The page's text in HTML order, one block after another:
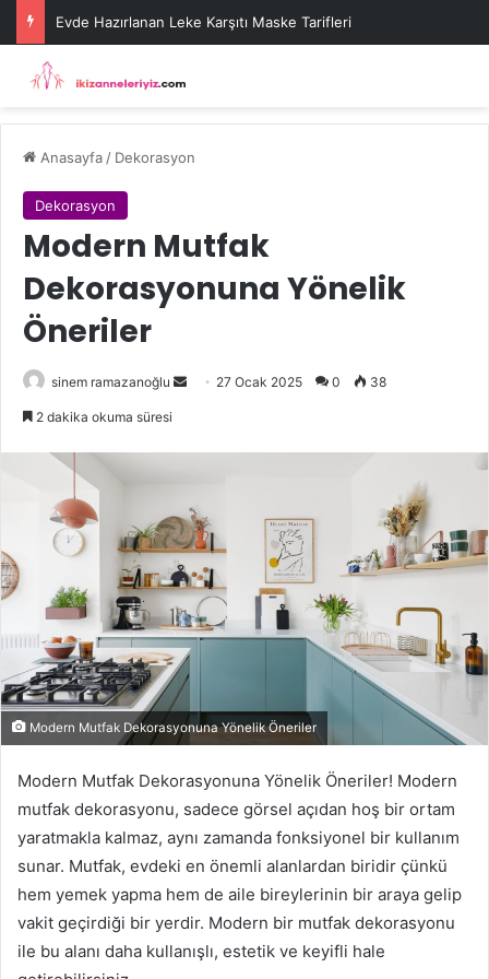
Evde Hazırlanan Leke Karşıtı Maske Tarifleri
Anasayfa / Dekorasyon
Dekorasyon
Modern Mutfak
Dekorasyonuna Yönelik
Öneriler
sinem ramazanoğlu
Bir
27 Ocak 2025 0 38
2 dakika okuma süresi
Modern Mutfak Dekorasyonuna Yönelik Öneriler
Modern Mutfak Dekorasyonuna Yönelik Öneriler! Modern
mutfak dekorasyonu, sadece görsel açıdan hoş bir ortam
yaratmakla kalmaz, aynı zamanda fonksiyonel bir kullanım
sunar. Mutfak, evdeki en önemli alanlardan biridir çünkü
hem yemek yapma hem de aile bireylerinin bir araya gelip
vakit geçirdiği bir yerdir. Modern bir mutfak dekorasyonu
ile bu alanı daha kullanışlı, estetik ve keyifli hale